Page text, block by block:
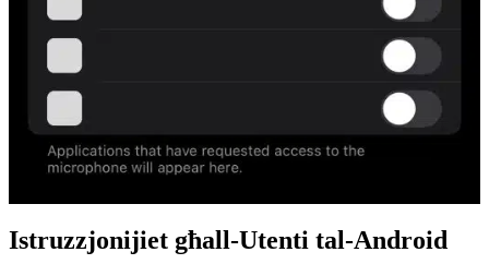
Istruzzjonijiet għall-Utenti tal-Android